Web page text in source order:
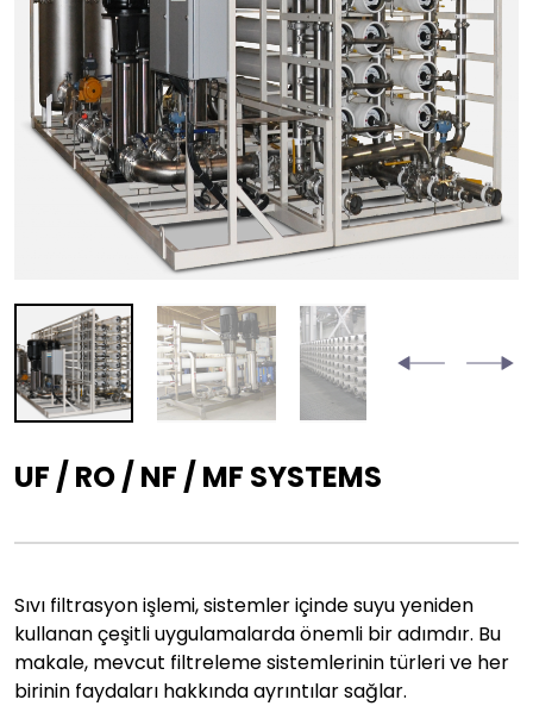
UF / RO / NF / MF SYSTEMS
Sıvı filtrasyon işlemi, sistemler içinde suyu yeniden
kullanan çeşitli uygulamalarda önemli bir adımdır. Bu
makale, mevcut filtreleme sistemlerinin türleri ve her
birinin faydaları hakkında ayrıntılar sağlar.